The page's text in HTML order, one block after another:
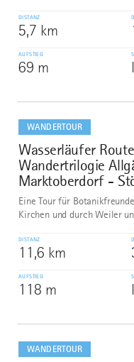
DISTANZ
5,7 km
AUFSTIEG
69 m
WANDERTOUR
8
Wasserläufer
Wandertrilogie
Marktoberdorf -
Eine Tour für
Kirchen und durch Weiler
DISTANZ
11,6 km
AUFSTIEG
118 m
dazu
WANDERTOUR
dazu